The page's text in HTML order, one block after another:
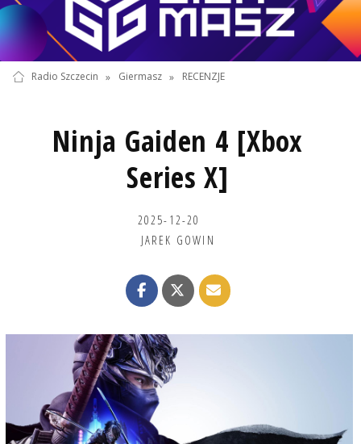
Radio Szczecin » Giermasz » RECENZJE
Ninja Gaiden 4 [Xbox
Series X]
2025-12-20
JAREK GOWIN